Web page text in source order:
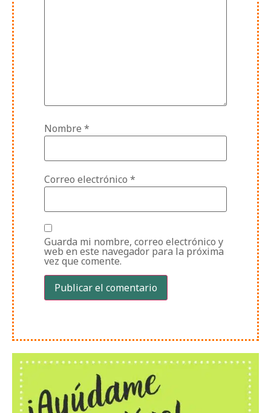
Nombre *
Correo electrónico *
Guarda mi nombre, correo electrónico y
web en este navegador para la próxima
vez que comente.